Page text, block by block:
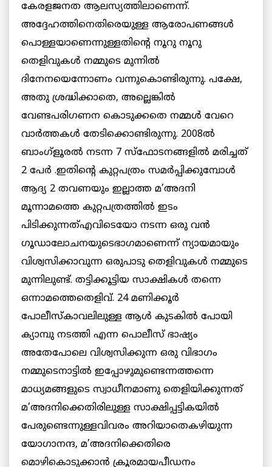
കേരളജനത ആലസ്യത്തിലാണെന്ന്.
അദ്ദേഹത്തിനെതിരെയുള്ള ആരോപണങ്ങള്‍
പൊള്ളയാണെന്നുള്ളതിന്റെ നൂറു നൂറു
തെളിവുകള്‍ നമ്മുടെ മുന്നില്‍
ദിനേനയെന്നോണം വന്നുകൊണ്ടിരുന്നു. പക്ഷേ,
അതു ശ്രദ്ധിക്കാതെ, അല്ലെങ്കില്‍
വേണ്ടപരിഗണന കൊടുക്കതെ നമ്മള്‍ വേറെ
വാര്‍ത്തകള്‍ തേടിക്കൊണ്ടിരുന്നു. 2008ല്‍
ബാംഗ്ളൂരല്‍ നടന്ന 7 സ്ഫോടനങ്ങളില്‍ മരിച്ചത്
2 പേര്‍ .ഇതിന്റെ കുറ്റപത്രം സമര്‍പ്പിക്കുമ്പോള്‍
ആദ്യ 2 തവണയും ഇല്ലാത്ത മ’അദനി
മൂന്നാമത്തെ കുറ്റപത്രത്തില്‍ ഇടം
പിടിക്കുന്നത്എവിടെയോ നടന്ന ഒരു വന്‍
ഗൂഡാലോചനയുടെഭാഗമാണെന്ന് ന്യായമായും
വിശ്വസിക്കാവുന്ന ഒരുപാടു തെളിവുകള്‍ നമ്മുടെ
മുന്നിലുണ്ട്. തട്ടിക്കൂട്ടിയ സാക്ഷികള്‍ തന്നെ
ഒന്നാമത്തെതെളിവ്. 24 മണിക്കൂര്‍
പോലീസ്കാവലിലുള്ള ആള്‍ കുടകില്‍ പോയി
ക്യാമ്പു നടത്തി എന്ന പൊലീസ് ഭാഷ്യം
അതേപോലെ വിശ്വസിക്കുന്ന ഒരു വിഭാഗം
നമ്മുടെനാട്ടില്‍ ഇപ്പോഴുമുണ്ടെന്നത്തന്നെ
മാധ്യമങ്ങളുടെ സ്വാധീനമാണു തെളിയിക്കുന്നത്
മ’അദനിക്കെതിരിലുള്ള സാക്ഷിപ്പട്ടികയില്‍
പേരുണ്ടെന്നുള്ളവിവരം അറിയാതെകഴിയുന്ന
യോഗാനന്ദ, മ’അദനിക്കെതിരെ
മൊഴികൊടുക്കാന്‍ ക്രൂരമായപീഡനം